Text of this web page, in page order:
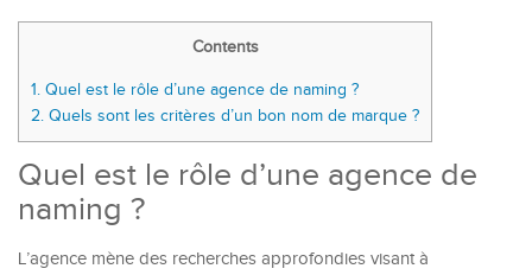
Contents
1. Quel est le rôle d’une agence de naming ?
2. Quels sont les critères d’un bon nom de marque ?
Quel est le rôle d’une agence de
naming ?
L’agence mène des recherches approfondies visant à